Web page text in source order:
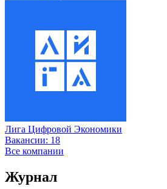
Лига Цифровой Экономики
Вакансии: 18
Все компании
Журнал